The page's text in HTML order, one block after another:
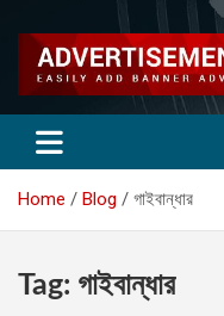
Home Blog গাইবান্ধার
Tag: গাইবান্ধার